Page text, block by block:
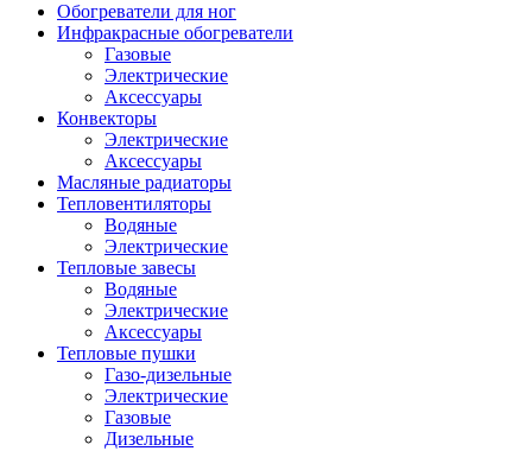
Обогреватели для ног
Инфракрасные обогреватели
Газовые
Электрические
Аксессуары
Конвекторы
Электрические
Аксессуары
Масляные радиаторы
Тепловентиляторы
Водяные
Электрические
Тепловые завесы
Водяные
Электрические
Аксессуары
Тепловые пушки
Газо-дизельные
Электрические
Газовые
Дизельные